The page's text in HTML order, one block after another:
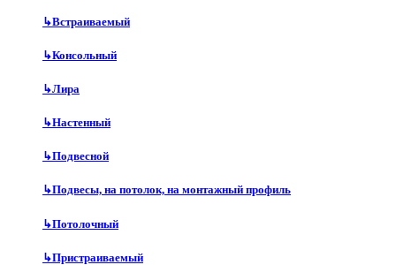
↳Встраиваемый
↳Консольный
↳Лира
↳Настенный
↳Подвесной
↳Подвесы, на потолок, на монтажный профиль
↳Потолочный
↳Пристраиваемый